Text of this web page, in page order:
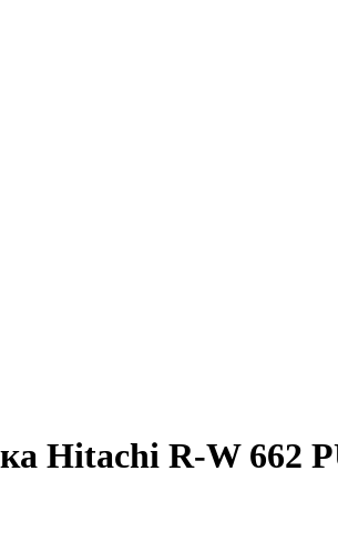
Hitachi R-W 662